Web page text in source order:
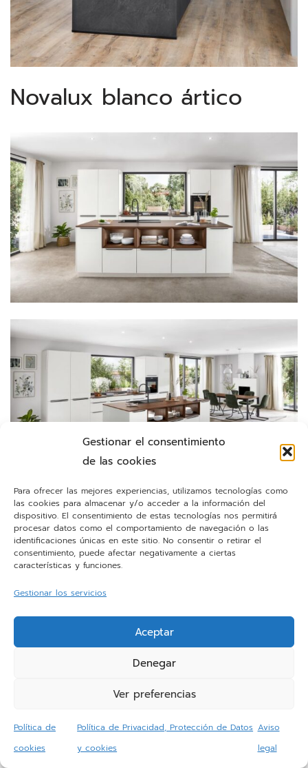
Gestionar el consentimiento
de las cookies
Para ofrecer las mejores experiencias, utilizamos tecnologías como
las cookies para almacenar y/o acceder a la información del
dispositivo. El consentimiento de estas tecnologías nos permitirá
procesar datos como el comportamiento de navegación o las
identificaciones únicas en este sitio. No consentir o retirar el
consentimiento, puede afectar negativamente a ciertas
características y funciones.
Gestionar los servicios
Aceptar
Denegar
Ver preferencias
Política de
cookies
Política de Privacidad, Protección de Datos
y cookies
Aviso
legal
Novalux blanco ártico
Senso blanco